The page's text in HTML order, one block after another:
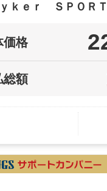
ｋｅｒ ＳＰＯＲＴ
価格
総額